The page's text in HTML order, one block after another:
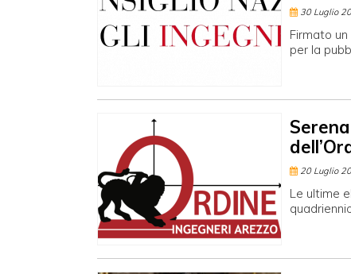
30 Luglio
Firmato
per la
20 Luglio
Le ultime